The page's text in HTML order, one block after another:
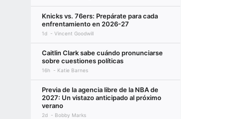
Knicks vs. 76ers: Prepárate para cada
enfrentamiento en 2026-27
1d Vincent Goodwill
Caitlin Clark sabe cuándo pronunciarse
sobre cuestiones políticas
16h Katie Barnes
Previa de la agencia libre de la NBA de
2027: Un vistazo anticipado al próximo
verano
2d Bobby Marks